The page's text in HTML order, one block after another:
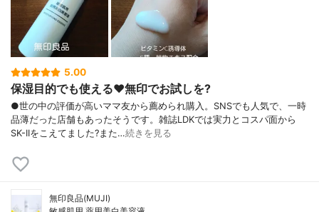
5.00
保湿目的でも使える♥️無印でお試しを?
●世の中の評価が高いママ友から薦められ購入。SNSでも人気で、一時
品薄だった店舗もあったそうです。雑誌LDKでは実力とコスパ面から
SK-IIをこえてました?また…続きを見る
無印良品(MUJI)